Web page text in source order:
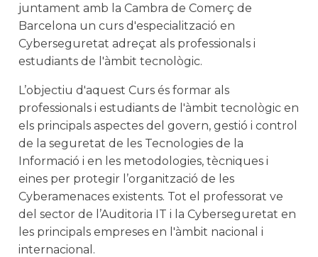
juntament amb la Cambra de Comerç de
Barcelona un curs d'especialització en
Cyberseguretat adreçat als professionals i
estudiants de l'àmbit tecnològic.
L’objectiu d'aquest Curs és formar als
professionals i estudiants de l'àmbit tecnològic en
els principals aspectes del govern, gestió i control
de la seguretat de les Tecnologies de la
Informació i en les metodologies, tècniques i
eines per protegir l’organització de les
Cyberamenaces existents. Tot el professorat ve
del sector de l’Auditoria IT i la Cyberseguretat en
les principals empreses en l'àmbit nacional i
internacional.